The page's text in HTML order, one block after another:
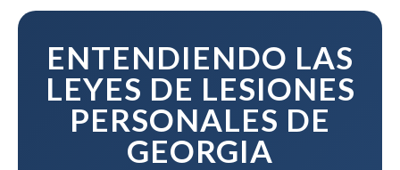
mientras maximizamos su
ENTENDIENDO LAS
LEYES DE LESIONES
PERSONALES DE
GEORGIA